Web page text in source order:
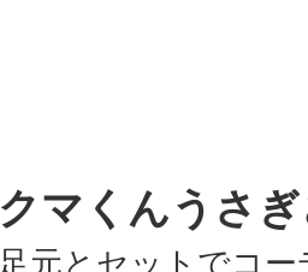
クマくんうさ
足元とセットでコ